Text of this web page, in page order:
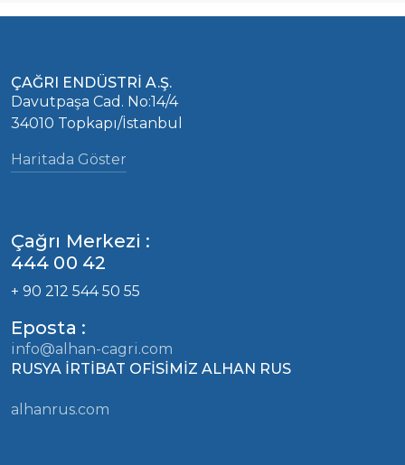
ÇAĞRI ENDÜSTRİ A.Ş.
Davutpaşa Cad. No:14/4
34010 Topkapı/İstanbul
Haritada Göster
Çağrı Merkezi :
444 00 42
+ 90 212 544 50 55
Eposta :
info@alhan-cagri.com
RUSYA İRTİBAT OFİSİMİZ ALHAN RUS
alhanrus.com